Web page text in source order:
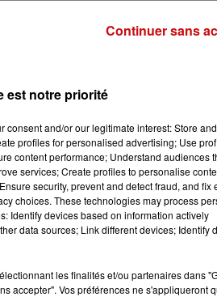
à plusieurs
mesure qui
la gestion des
de consommateurs : la
capitale alsacienne, la
est notre priorité
and/or our legitimate interest: Store
profiles for personalised advertising; Use
content performance; Understand audiences
services; Create profiles to personalise
security, prevent and detect fraud, and fix
choices. These technologies may process
Identify devices based on information actively
data sources; Link different devices; Identify
les finalités et/ou partenaires dans
accepter". Vos préférences ne s'appliqueront
Continuer sans